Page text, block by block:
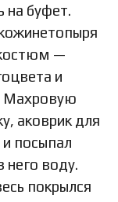
на буфет.
—
и
Махровую
аковрик для
и посыпал
него воду.
покрылся